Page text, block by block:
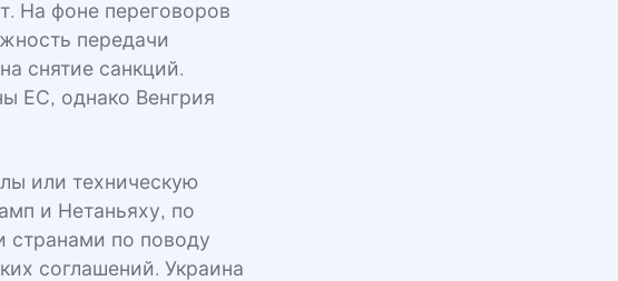
На фоне переговоров
передачи
снятие санкций.
ЕС, однако Венгрия
или техническую
и Нетаньяху, по
по поводу
соглашений. Украина